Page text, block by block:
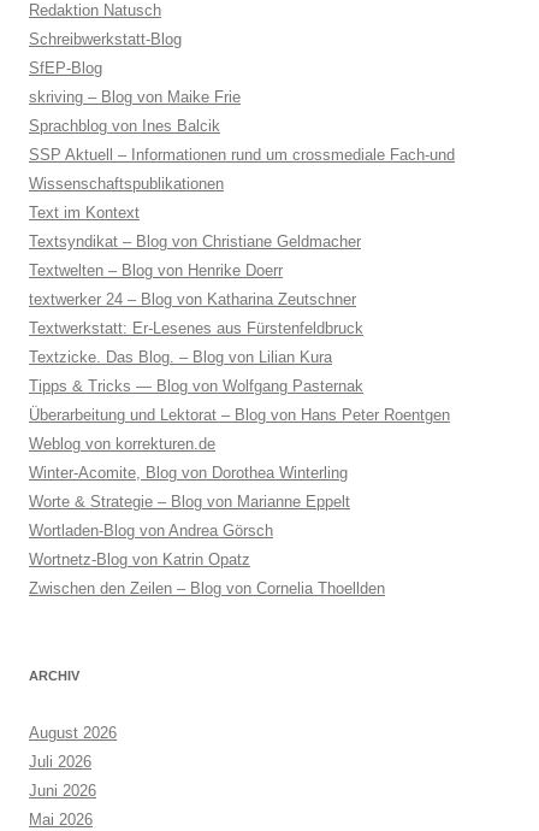
Redaktion Natusch
Schreibwerkstatt-Blog
SfEP-Blog
skriving – Blog von Maike Frie
Sprachblog von Ines Balcik
SSP Aktuell – Informationen rund um crossmediale Fach-und
Wissenschaftspublikationen
Text im Kontext
Textsyndikat – Blog von Christiane Geldmacher
Textwelten – Blog von Henrike Doerr
textwerker 24 – Blog von Katharina Zeutschner
Textwerkstatt: Er-Lesenes aus Fürstenfeldbruck
Textzicke. Das Blog. – Blog von Lilian Kura
Tipps & Tricks — Blog von Wolfgang Pasternak
Überarbeitung und Lektorat – Blog von Hans Peter Roentgen
Weblog von korrekturen.de
Winter-Acomite, Blog von Dorothea Winterling
Worte & Strategie – Blog von Marianne Eppelt
Wortladen-Blog von Andrea Görsch
Wortnetz-Blog von Katrin Opatz
Zwischen den Zeilen – Blog von Cornelia Thoellden
ARCHIV
August 2026
Juli 2026
Juni 2026
Mai 2026